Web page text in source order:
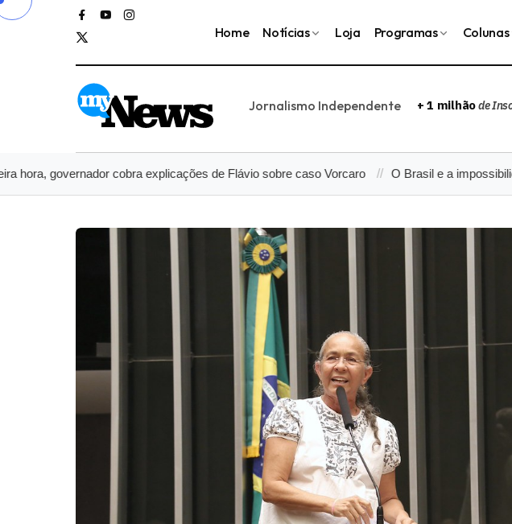
Home Notícias Loja Programas Colunas
Jornalismo Independente + 1 milhãode
cobra explicações de Flávio sobre caso Vorcaro O Brasil e a impossibilidade da